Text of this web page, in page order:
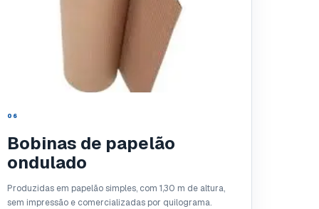
06
Bobinas de papelão
ondulado
Produzidas em papelão simples, com 1,30 m de altura,
sem impressão e comercializadas por quilograma.